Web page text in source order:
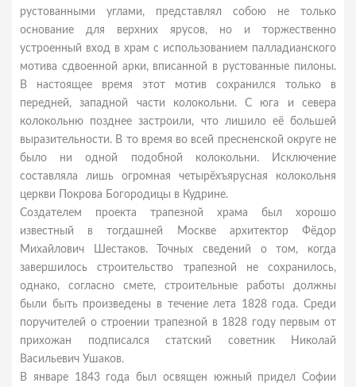
рустованными углами, представлял собою не только
основание для верхних ярусов, но и торжественно
устроенный вход в храм с использованием палладианского
мотива сдвоенной арки, вписанной в рустованные пилоны.
В настоящее время этот мотив сохранился только в
передней, западной части колокольни. С юга и севера
колокольню позднее застроили, что лишило её большей
выразительности. В то время во всей пресненской округе не
было ни одной подобной колокольни. Исключение
составляла лишь огромная четырёхъярусная колокольня
церкви Покрова Богородицы в Кудрине.
Создателем проекта трапезной храма был хорошо
известный в тогдашней Москве архитектор Фёдор
Михайлович Шестаков. Точных сведений о том, когда
завершилось строительство трапезной не сохранилось,
однако, согласно смете, строительные работы должны
были быть произведены в течение лета 1828 года. Среди
поручителей о строении трапезной в 1828 году первым от
прихожан подписался статский советник Николай
Васильевич Ушаков.
В январе 1843 года был освящен южный придел Софии